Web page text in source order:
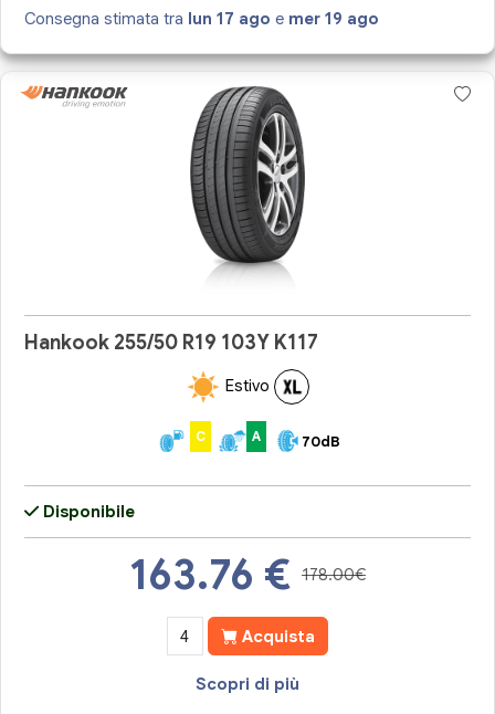
Consegna stimata tra lun 17 ago e mer 19 ago
Hankook 255/50 R19 103Y K117
Estivo
C A 70dB
Disponibile
163.76 € 178.00€
Acquista
Scopri di più